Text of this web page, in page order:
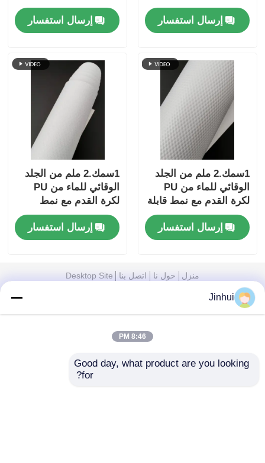
المغلفة بـ PU مع دعم
غير منسوج مقاوم للماء
ونمط قابل للتخصيص
إرسال استفسار
كرة القدم مع نمط قابلة
للتخصيص لكرة القدم
الممتازة
إرسال استفسار
1سمك.2 ملم من الجلد
الوقائي للماء من PU
لكرة القدم مع نمط قابلة
للتخصيص لكرات كرة
القدم إرسال استفسار
1سمك.2 ملم من الجلد
الوقائي للماء من PU
لكرة القدم مع نمط
النجم لكرة القدم
إرسال استفسار
منزل حول نا اتصل بنا
Desktop Site
خامة جلد الأريكة
Reserved.
Jinhui
8:46 PM
Good day, what product are you looking
for?